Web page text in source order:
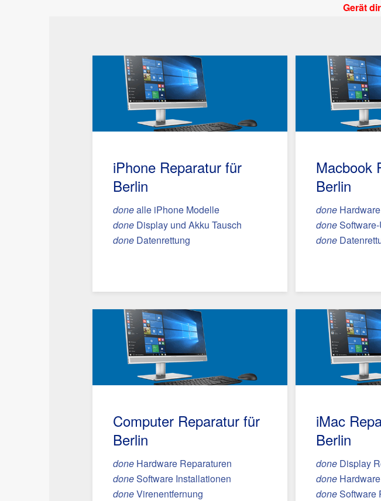
Gerät
iPhone Reparatur für
Berlin
donealle iPhone Modelle
doneDisplay und Akku Tausch
doneDatenrettung
Macbook
Berlin
done
done
done
Computer Reparatur für
Berlin
doneHardware Reparaturen
doneSoftware Installationen
doneVirenentfernung
iMac
Berlin
done Display
done
doneSoftware